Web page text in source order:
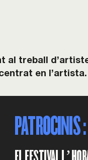
al treball
en l’artista.
EL FESTIVAL